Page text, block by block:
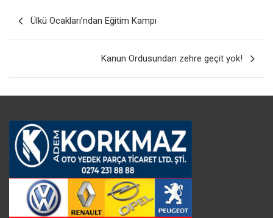
Yazı
Ülkü Ocakları’ndan Eğitim Kampı
Kanun Ordusundan zehre geçit yok!